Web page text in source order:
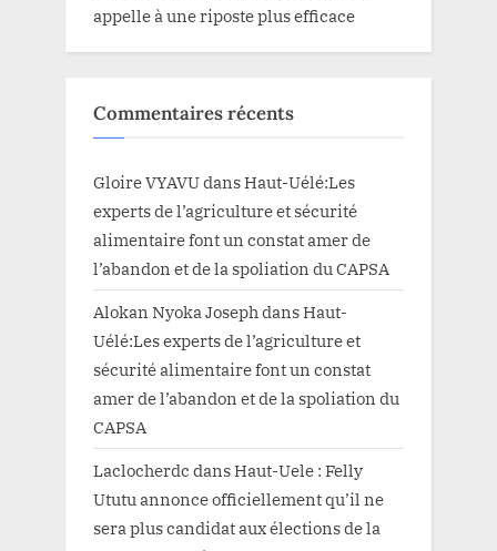
appelle à une riposte plus efficace
Commentaires récents
Gloire VYAVUdansHaut-Uélé:Les
experts de l’agriculture et sécurité
alimentaire font un constat amer de
l’abandon et de la spoliation du CAPSA
Alokan Nyoka Joseph dansHaut-
Uélé:Les experts de l’agriculture et
sécurité alimentaire font un constat
amer de l’abandon et de la spoliation du
CAPSA
Laclocherdc dansHaut-Uele : Felly
Ututu annonce officiellement qu’il ne
sera plus candidat aux élections de la